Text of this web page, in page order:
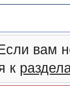
вам
к